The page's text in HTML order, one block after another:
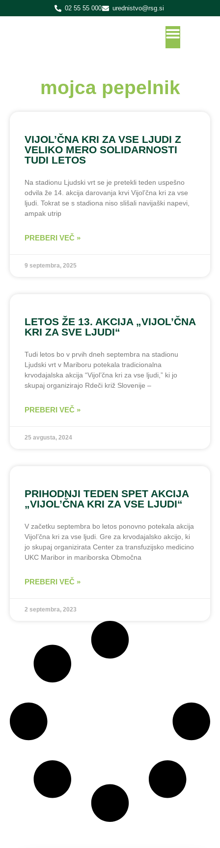
02 55 55 000 urednistvo@rsg.si
mojca pepelnik
VIJOL’ČNA KRI ZA VSE LJUDI Z
VELIKO MERO SOLIDARNOSTI
TUDI LETOS
Na stadionu Ljudski vrt se je pretekli teden uspešno
odvila že 14. akcija darovanja krvi Vijol’čna kri za vse
ljudi. Tokrat se s stadiona niso slišali navijaški napevi,
ampak utrip
PREBERI VEČ »
9 septembra, 2025
LETOS ŽE 13. AKCIJA „VIJOL’ČNA
KRI ZA SVE LJUDI“
Tudi letos bo v prvih dneh septembra na stadionu
Ljudski vrt v Mariboru potekala tradicionalna
krvodajalska akcija “Vijol’čna kri za vse ljudi,” ki jo
skupaj organizirajo Rdeči križ Slovenije –
PREBERI VEČ »
25 avgusta, 2024
PRIHODNJI TEDEN SPET AKCIJA
„VIJOL’ČNA KRI ZA VSE LJUDI“
V začetku septembra bo letos ponovno potekala akcija
Vijol’čna kri za vse ljudi. Gre za krvodajalsko akcijo, ki
jo skupaj organizirata Center za transfuzijsko medicino
UKC Maribor in mariborska Območna
PREBERI VEČ »
2 septembra, 2023